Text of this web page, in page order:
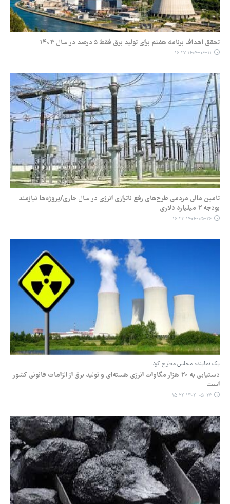
تحقق اهداف برنامه هفتم برای تولید برق فقط ۵ درصد در سال ۱۴۰۳
۱۴۰۴-۰۶-۱۱ ۱۶:۲۷
تامین مالی مردمی طرح‌های رفع ناترازی انرژی در سال جاری/پروژه‌ها نیازمند
بودجه ۲ میلیارد دلاری
۱۴۰۴-۰۵-۲۶ ۱۶:۲۳
یک نماینده مجلس مطرح کرد:
دستیابی به ۲۰ هزار مگاوات انرژی هسته‌ای و تولید برق از الزامات قانونی کشور
است
۱۴۰۴-۰۵-۲۶ ۱۵:۲۴